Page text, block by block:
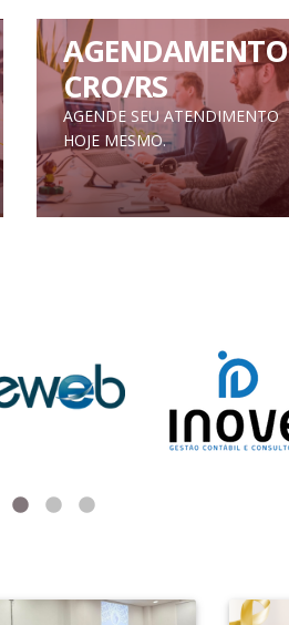
AGENDAMENTO
CRO/RS
AGENDE SEU ATENDIMENTO
HOJE MESMO.